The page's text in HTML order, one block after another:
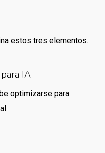
estos tres elementos.
IA
optimizarse para